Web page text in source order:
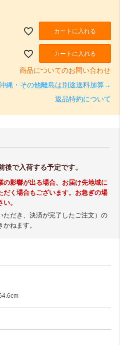
カートに入れる
カートに入れる
商品についてのお問い合わせ
縄・その他離島は別途送料加算→
返品特約について
で入荷する予定です。
影響が出る場合、お届け先地域に
だく場合もございます。お急ぎの場
。
だき、決済が完了したご注文）の
ねます。